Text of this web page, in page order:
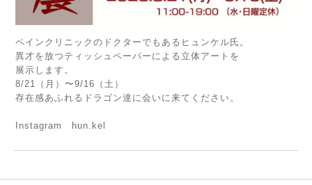
ペインクリニックのドクターでもあるヒュンケル氏。
異才を放つティッシュペーパーによる立体アートを
展示します。
8/21（月）〜9/16（土）
存在感あふれるドラゴン達に会いに来てください。
Instagram hun.kel